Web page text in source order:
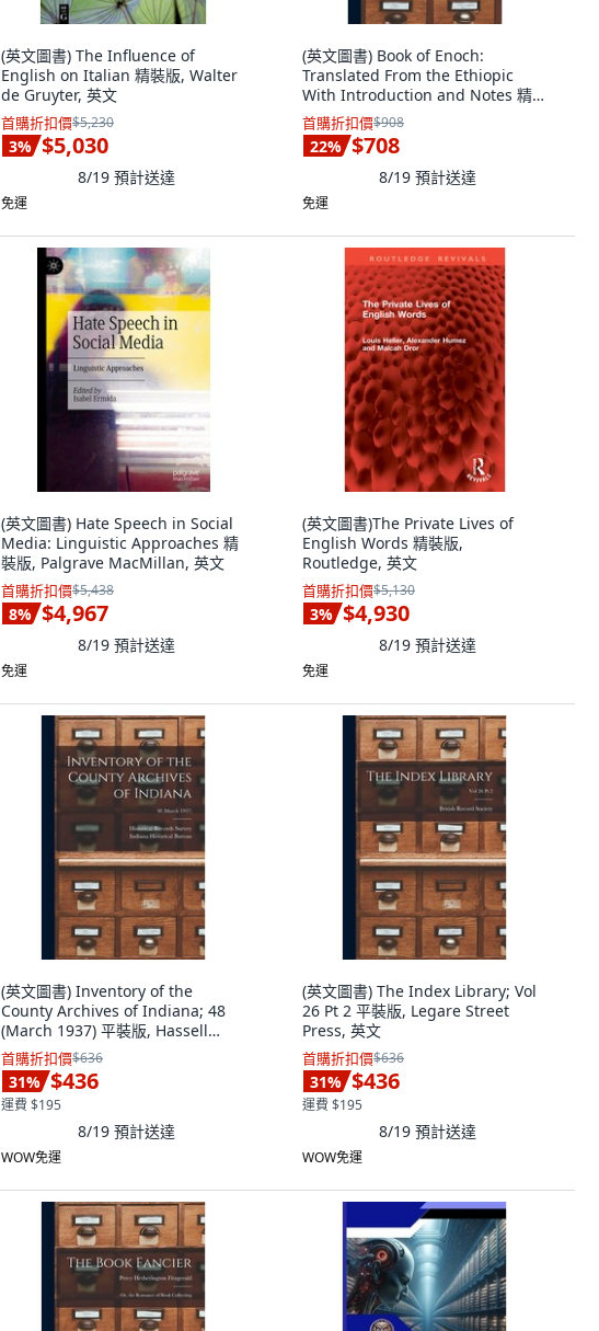
(英文圖書) The Influence of
English on Italian 精裝版, Walter
de Gruyter, 英文
首購折扣價$5,230
3% $5,030
8/19 預計送達
免運
(英文圖書) Book of Enoch:
Translated From the Ethiopic
With Introduction and Notes 精
裝版, Legare Street Press, 英文
首購折扣價$908
22% $708
8/19 預計送達
免運
(英文圖書) Hate Speech in Social
Media: Linguistic Approaches 精
裝版, Palgrave MacMillan, 英文
首購折扣價$5,438
8% $4,967
8/19 預計送達
免運
(英文圖書)The Private Lives of
English Words 精裝版,
Routledge, 英文
首購折扣價$5,130
3% $4,930
8/19 預計送達
免運
(英文圖書) Inventory of the
County Archives of Indiana; 48
(March 1937) 平裝版, Hassell
Street Press, 英文
首購折扣價$636
31% $436
運費 $195
8/19 預計送達
WOW免運
(英文圖書) The Index Library; Vol
26 Pt 2 平裝版, Legare Street
Press, 英文
首購折扣價$636
31% $436
運費 $195
8/19 預計送達
WOW免運